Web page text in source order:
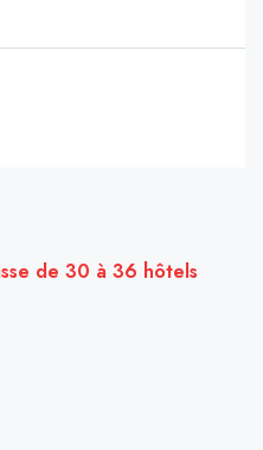
de 30 à 36 hôtels